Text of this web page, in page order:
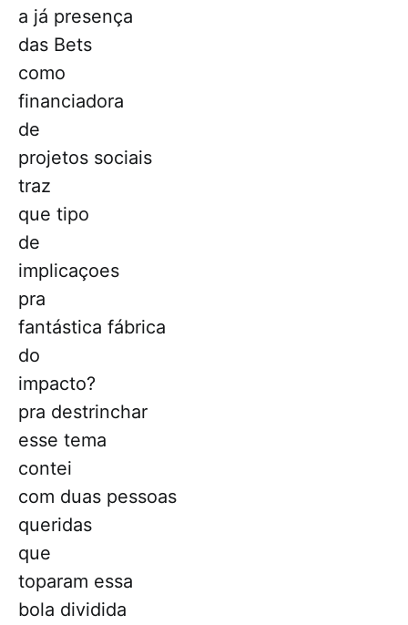
a já presença
das Bets
como
financiadora
de
projetos sociais
traz
que tipo
de
implicaçoes
pra
fantástica fábrica
do
impacto?
pra destrinchar
esse tema
contei
com duas pessoas
queridas
que
toparam essa
bola dividida